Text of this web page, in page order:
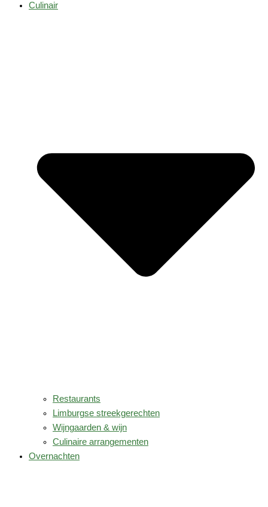
Culinair
Restaurants
Limburgse streekgerechten
Wijngaarden & wijn
Culinaire arrangementen
Overnachten